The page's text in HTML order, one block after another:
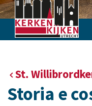
St.
Storia e